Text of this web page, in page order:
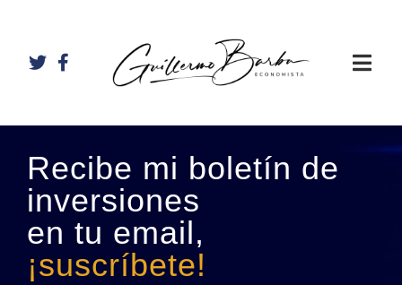
Recibe mi boletín de
inversiones
en tu email,
¡suscríbete!